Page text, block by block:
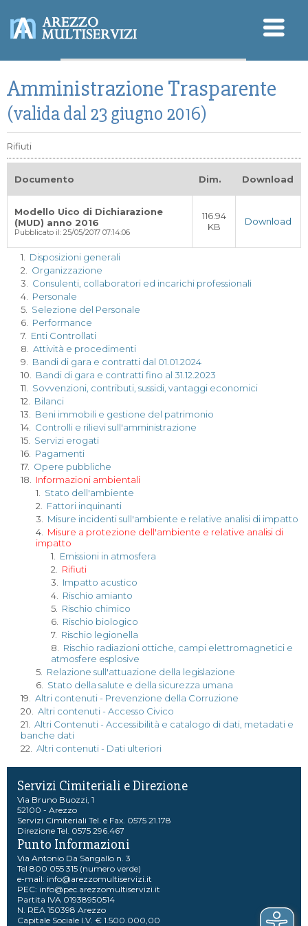
Qualità - Ambiente
Modello Organizzativo
D.Lgs. 196/2003 (Privacy)
Amministrazione Trasparente
(valida dal 23 giugno 2016)
Rifiuti
Documento Dim. Download
Modello Uico di Dichiarazione
(MUD) anno 2016
Pubblicato il: 25/05/2017 07:14:06
116.94
KB
Download
1. Disposizioni generali
2. Organizzazione
3. Consulenti, collaboratori ed incarichi professionali
4. Personale
5. Selezione del Personale
6. Performance
7. Enti Controllati
8. Attività e procedimenti
9. Bandi di gara e contratti dal 01.01.2024
10. Bandi di gara e contratti fino al 31.12.2023
11. Sovvenzioni, contributi, sussidi, vantaggi economici
12. Bilanci
13. Beni immobili e gestione del patrimonio
14. Controlli e rilievi sull'amministrazione
15. Servizi erogati
16. Pagamenti
17. Opere pubbliche
18. Informazioni ambientali
1. Stato dell'ambiente
2. Fattori inquinanti
3. Misure incidenti sull'ambiente e relative analisi di impatto
4. Misure a protezione dell'ambiente e relative analisi di
impatto
1. Emissioni in atmosfera
2. Rifiuti
3. Impatto acustico
4. Rischio amianto
5. Rischio chimico
6. Rischio biologico
7. Rischio legionella
8. Rischio radiazioni ottiche, campi elettromagnetici e
atmosfere esplosive
5. Relazione sull'attuazione della legislazione
6. Stato della salute e della sicurezza umana
19. Altri contenuti - Prevenzione della Corruzione
20. Altri contenuti - Accesso Civico
21. Altri Contenuti - Accessibilità e catalogo di dati, metadati e
banche dati
22. Altri contenuti - Dati ulteriori
Servizi Cimiteriali e Direzione
Via Bruno Buozzi, 1
52100 - Arezzo
Servizi Cimiteriali Tel. e Fax. 0575 21.178
Direzione Tel. 0575 296.467
Punto Informazioni
Via Antonio Da Sangallo n. 3
Tel 800 055 315 (numero verde)
e-mail: info@arezzomultiservizi.it
PEC: info@pec.arezzomultiservizi.it
Partita IVA 01938950514
N. REA 150398 Arezzo
Capitale Sociale I.V. € 1.500.000,00